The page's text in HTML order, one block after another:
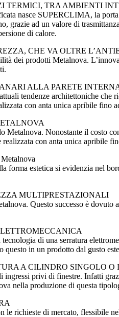
TERMICI, TRA AMBIENTI
nasce SUPERCLIMA, la
grazie ad un valore di
di calore.
CHE VA OLTRE
dei prodotti Metalnova.
ALLA PARETE
tendenze architettoniche
con anta unica apribile fino
Metalnova. Nonostante il costo
con anta unica apribile
forma estetica si evidenzia nel
MULTIPRESTAZIONALI
Questo successo è
di una serratura
in un prodotto dal gusto
A CILINDRO SINGOLO O
privi di finestre. Infatti
nella produzione di questa
richieste di mercato, flessibile